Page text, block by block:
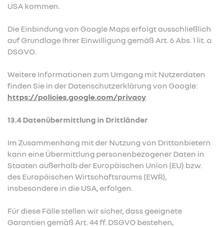
USA kommen.
Die Einbindung von Google Maps erfolgt ausschließlich
auf Grundlage Ihrer Einwilligung gemäß Art. 6 Abs. 1 lit. a
DSGVO.
Weitere Informationen zum Umgang mit Nutzerdaten
finden Sie in der Datenschutzerklärung von Google:
https://policies.google.com/privacy
13.4 Datenübermittlung in Drittländer
Im Zusammenhang mit der Nutzung von Drittanbietern
kann eine Übermittlung personenbezogener Daten in
Staaten außerhalb der Europäischen Union (EU) bzw.
des Europäischen Wirtschaftsraums (EWR),
insbesondere in die USA, erfolgen.
Für diese Fälle stellen wir sicher, dass geeignete
Garantien gemäß Art. 44 ff. DSGVO bestehen,